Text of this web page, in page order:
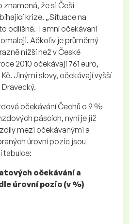
znamená, že si Češi
krize. „Situace na
odlišná. Tamní očekávaní
Ačkoliv je průměrný
nižší než v České
2010 očekávají 761 euro,
Jinými slovy, očekávají vyšší
očekávání Čechů o 9 %
páscích, nyní je již
mezi očekávanými a
úrovní pozic jsou
tabulce:
očekávání a
úrovní pozic (v %)